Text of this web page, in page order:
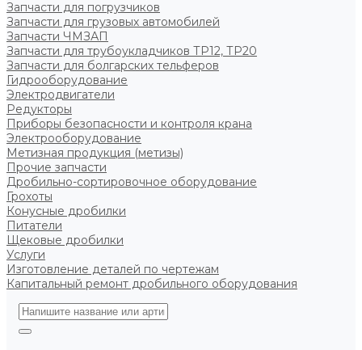
Запчасти для погрузчиков
Запчасти для грузовых автомобилей
Запчасти ЧМЗАП
Запчасти для трубоукладчиков ТР12, ТР20
Запчасти для болгарских тельферов
Гидрооборудование
Электродвигатели
Редукторы
Приборы безопасности и контроля крана
Электрооборудование
Метизная продукция (метизы)
Прочие запчасти
Дробильно-сортировочное оборудование
Грохоты
Конусные дробилки
Питатели
Щековые дробилки
Услуги
Изготовление деталей по чертежам
Капитальный ремонт дробильного оборудования